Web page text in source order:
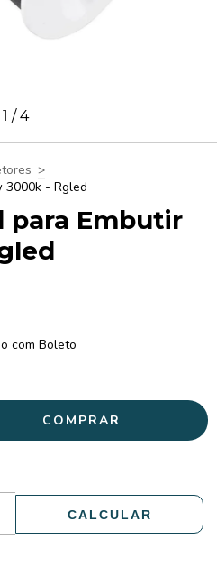
1 /4
>
3000k - Rgled
para Embutir
com Boleto
CALCULAR